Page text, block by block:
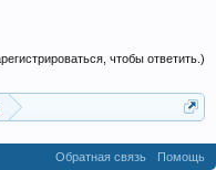
чтобы ответить.)
Обратная связь Помощь